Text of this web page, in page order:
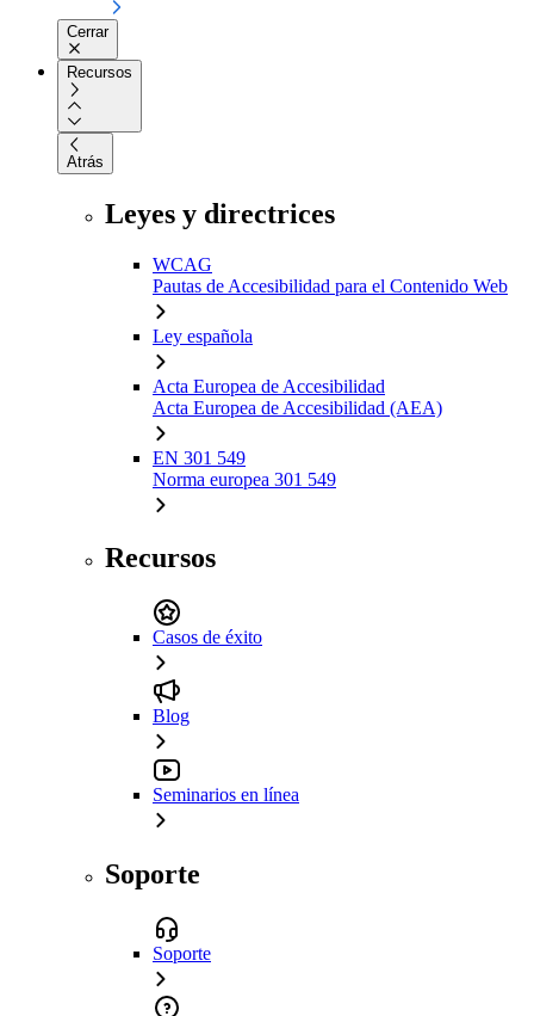
Cerrar
Recursos
Atrás
Leyes y directrices
WCAG
Pautas de Accesibilidad para el Contenido Web
Ley española
Acta Europea de Accesibilidad
Acta Europea de Accesibilidad (AEA)
EN 301 549
Norma europea 301 549
Recursos
Casos de éxito
Blog
Seminarios en línea
Soporte
Soporte